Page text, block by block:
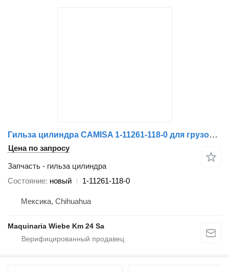
Гильза цилиндра CAMISA 1-11261-118-0 для грузовика Isuzu
Цена по запросу
Запчасть - гильза цилиндра
Состояние новый 1-11261-118-0
Мексика, Chihuahua
Maquinaria Wiebe Km 24 Sa